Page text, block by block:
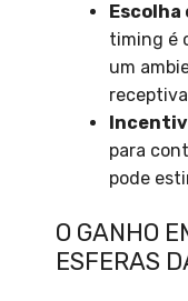
timing é
um
para
pode
O GANHO
ESFERAS